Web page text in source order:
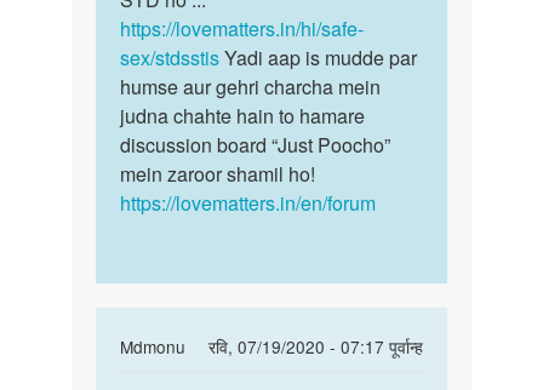
by
Pinku
STD
hain
jo…
https://lovematters.in/hi/safe-
sex/stdsstisYadi aap is mudde par
humse aur gehri charcha mein
judna chahte hain to hamare
discussion board “Just Poocho”
mein zaroor shamil ho!
https://lovematters.in/en/forum
Mdmonu
रवि, 07/19/2020 - 07:17 पूर्वान्ह